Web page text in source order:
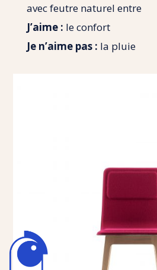
avec feutre naturel entre
J’aime : le confort
Je n’aime pas : la pluie